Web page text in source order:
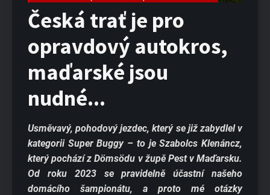
Česká trať je pro
opravdový autokros,
maďarské jsou
nudné...
Usměvavý, pohodový jezdec, který se již zabydlel v
kategorii Super Buggy – to je Szabolcs Klenáncz,
který pochází z Dömsödu v župě Pest v Maďarsku.
Od roku 2023 se pravidelně účastní našeho
domácího šampionátu, a proto mé otázky